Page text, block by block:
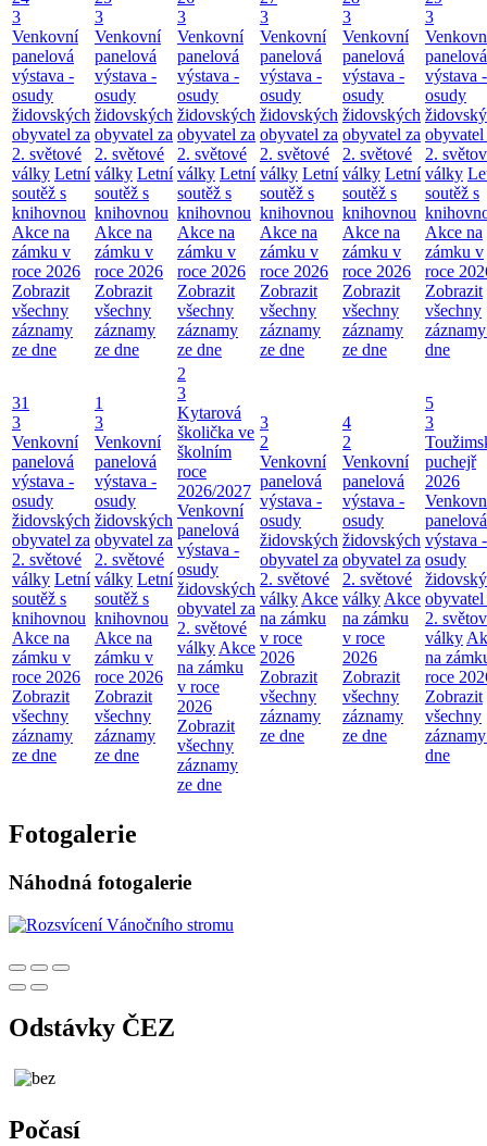
3
Venkovní
panelová
výstava -
osudy
židovských
obyvatel za
2. světové
války Letní
soutěž s
knihovnou
Akce na
zámku v
roce 2026
Zobrazit
všechny
záznamy
ze dne
3
Venkovní
panelová
výstava -
osudy
židovských
obyvatel za
2. světové
války Letní
soutěž s
knihovnou
Akce na
zámku v
roce 2026
Zobrazit
všechny
záznamy
ze dne
3
Venkovní
panelová
výstava -
osudy
židovských
obyvatel za
2. světové
války Letní
soutěž s
knihovnou
Akce na
zámku v
roce 2026
Zobrazit
všechny
záznamy
ze dne
3
Venkovní
panelová
výstava -
osudy
židovských
obyvatel za
2. světové
války Letní
soutěž s
knihovnou
Akce na
zámku v
roce 2026
Zobrazit
všechny
záznamy
ze dne
3
Venkovní
panelová
výstava -
osudy
židovských
obyvatel za
2. světové
války Letní
soutěž s
knihovnou
Akce na
zámku v
roce 2026
Zobrazit
všechny
záznamy
ze dne
3
panelová
výstava -
osudy
obyvatel
2.
války
soutěž s
Akce na
zámku v
roce
Zobrazit
všechny
dne
31
3
Venkovní
panelová
výstava -
osudy
židovských
obyvatel za
2. světové
války Letní
soutěž s
knihovnou
Akce na
zámku v
roce 2026
Zobrazit
všechny
záznamy
ze dne
1
3
Venkovní
panelová
výstava -
osudy
židovských
obyvatel za
2. světové
války Letní
soutěž s
knihovnou
Akce na
zámku v
roce 2026
Zobrazit
všechny
záznamy
ze dne
2
3
Kytarová
školička ve
školním
roce
2026/2027
Venkovní
panelová
výstava -
osudy
židovských
obyvatel za
2. světové
války Akce
na zámku
v roce
2026
Zobrazit
všechny
záznamy
ze dne
3
2
Venkovní
panelová
výstava -
osudy
židovských
obyvatel za
2. světové
války Akce
na zámku
v roce
2026
Zobrazit
všechny
záznamy
ze dne
4
2
Venkovní
panelová
výstava -
osudy
židovských
obyvatel za
2. světové
války Akce
na zámku
v roce
2026
Zobrazit
všechny
záznamy
ze dne
5
3
puchejř
2026
panelová
výstava -
osudy
obyvatel
2.
války
na
roce
Zobrazit
všechny
dne
Fotogalerie
Náhodná fotogalerie
Odstávky ČEZ
Počasí